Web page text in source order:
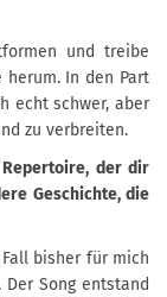
und treibe
herum. In den Part
echt schwer, aber
zu verbreiten.
der dir
Geschichte, die
bisher für mich
Song entstand